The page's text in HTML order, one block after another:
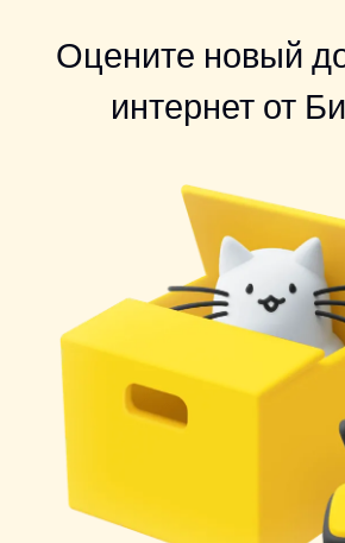
Оцените новый
интернет от